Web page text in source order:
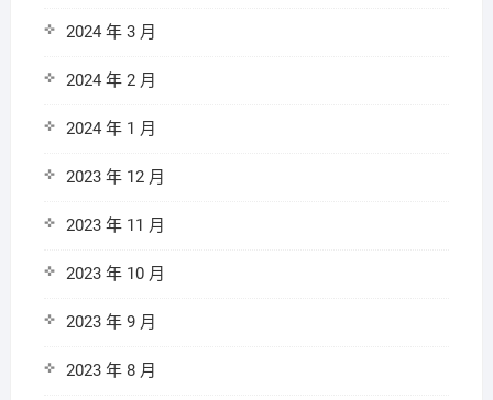
2024 年 3 月
2024 年 2 月
2024 年 1 月
2023 年 12 月
2023 年 11 月
2023 年 10 月
2023 年 9 月
2023 年 8 月